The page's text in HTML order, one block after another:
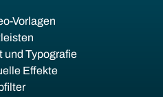
Vorlagen
und Typografie
Effekte